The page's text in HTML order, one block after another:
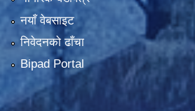
नयाँ वेबसाइट
निवेदनको ढाँचा
Bipad Portal